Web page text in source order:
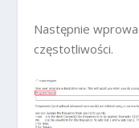
Następnie
częstotliwości.